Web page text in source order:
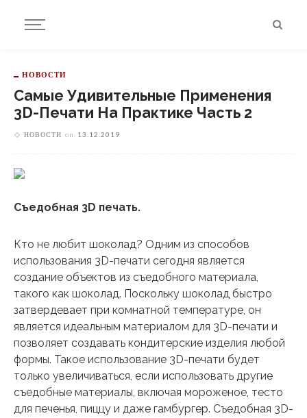
НОВОСТИ
Самые Удивительные Применения
3D-Печати На Практике Часть 2
НОВОСТИ on 13.12.2019
Съедобная 3D печать.
Кто не любит шоколад? Одним из способов
использования 3D-печати сегодня является
создание объектов из съедобного материала,
такого как шоколад. Поскольку шоколад быстро
затвердевает при комнатной температуре, он
является идеальным материалом для 3D-печати и
позволяет создавать кондитерские изделия любой
формы. Такое использование 3D-печати будет
только увеличиваться, если использовать другие
съедобные материалы, включая мороженое, тесто
для печенья, пиццу и даже гамбургер. Съедобная 3D-